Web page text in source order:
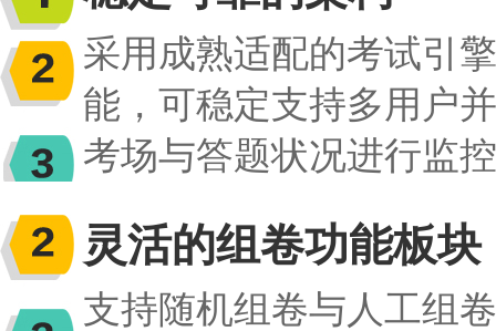
采用成熟适配的考试引
能，可稳定支持多用户
考场与答题状况进行监
灵活的组卷功能板块
支持随机组卷与人工组